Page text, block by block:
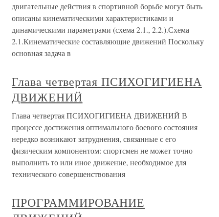
двигательные действия в спортивной борьбе могут быть
описаны кинематическими характеристиками и
динамическими параметрами (схема 2.1., 2.2.).Схема
2.1.Кинематические составляющие движений Поскольку
основная задача в
Глава четвертая ПСИХОГИГИЕНА
ДВИЖЕНИЙ
Глава четвертая ПСИХОГИГИЕНА ДВИЖЕНИЙ В
процессе достижения оптимального боевого состояния
нередко возникают затруднения, связанные с его
физическим компонентом: спортсмен не может точно
выполнить то или иное движение, необходимое для
технического совершенствования
ПРОГРАММИРОВАНИЕ